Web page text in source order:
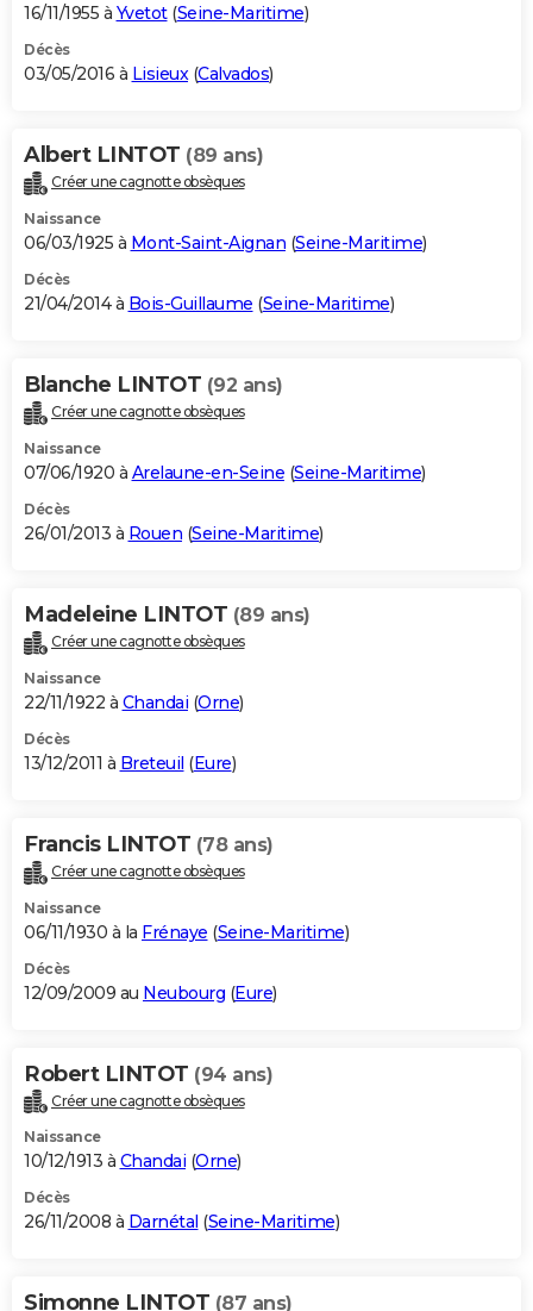
16/11/1955 à Yvetot(Seine-Maritime)
Décès
03/05/2016 à Lisieux(Calvados)
Albert LINTOT (89 ans)
Créer une cagnotte obsèques
Naissance
06/03/1925 à Mont-Saint-Aignan (Seine-Maritime)
Décès
21/04/2014 à Bois-Guillaume (Seine-Maritime)
Blanche LINTOT (92 ans)
Créer une cagnotte obsèques
Naissance
07/06/1920 à Arelaune-en-Seine (Seine-Maritime)
Décès
26/01/2013 à Rouen (Seine-Maritime)
Madeleine LINTOT (89 ans)
Créer une cagnotte obsèques
Naissance
22/11/1922 à Chandai (Orne)
Décès
13/12/2011 à Breteuil (Eure)
Francis LINTOT (78 ans)
Créer une cagnotte obsèques
Naissance
06/11/1930 à la Frénaye (Seine-Maritime)
Décès
12/09/2009 au Neubourg (Eure)
Robert LINTOT (94 ans)
Créer une cagnotte obsèques
Naissance
10/12/1913 à Chandai (Orne)
Décès
26/11/2008 à Darnétal (Seine-Maritime)
Simonne LINTOT (87 ans)